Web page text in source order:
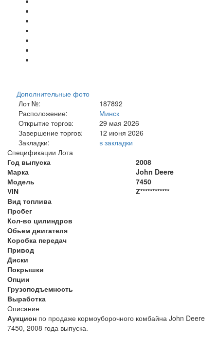
Дополнительные фото
Лот №:
187892
Расположение:
Минск
Открытие торгов:
29 мая 2026
Завершение торгов:
12 июня 2026
Закладки:
в закладки
Спецификации Лота
Год выпуска
2008
Марка
John Deere
Модель
7450
VIN
Z************
Вид топлива
Пробег
Кол-во цилиндров
Обьем двигателя
Коробка передач
Привод
Диски
Покрышки
Опции
Грузоподъемность
Выработка
Описание
Аукцион по продаже кормоуборочного комбайна John Deere
7450, 2008 года выпуска.